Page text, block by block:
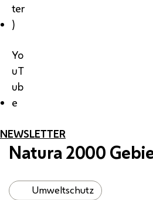
ter
)
Yo
uT
ub
e
NEWSLETTER
Natura 2000
Umweltschutz